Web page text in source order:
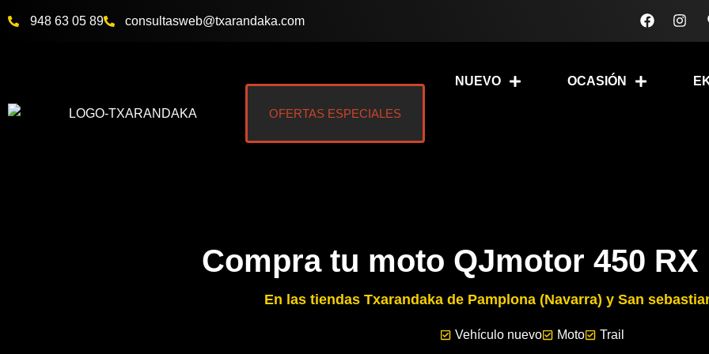
948 63 05 89 moc.akadnaraxt
@bewsatlusnoc
F
a
c
o
I
n
s
NUEVO OCASIÓN
OFERTAS ESPECIALES
Compra tu moto QJmotor 450 RX
En las tiendas Txarandaka de Pamplona (Navarra) y San
Vehículo nuevo Moto Trail